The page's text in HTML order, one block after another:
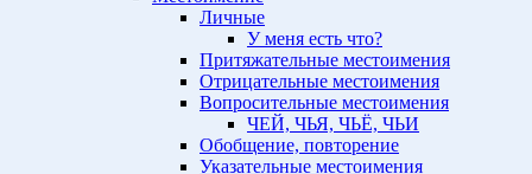
Личные
У меня есть что?
Притяжательные местоимения
Отрицательные местоимения
Вопросительные местоимения
ЧЕЙ, ЧЬЯ, ЧЬЁ, ЧЬИ
Обобщение, повторение
Указательные местоимения